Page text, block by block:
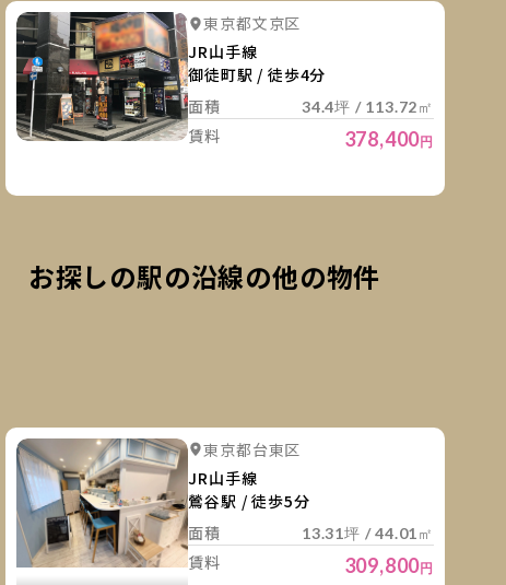
詳細を見る 詳細を見る
詳細を見る 詳細を見る
東京都文京区
JR山手線
御徒町駅 / 徒歩4分
面積
34.4坪 / 113.72㎡
賃料 378,400円
お探しの駅の沿線の他の物件
詳細を見る 詳細を見る
詳細を見る 詳細を見る
東京都台東区
JR山手線
鶯谷駅 / 徒歩5分
面積
13.31坪 / 44.01㎡
賃料 309,800円